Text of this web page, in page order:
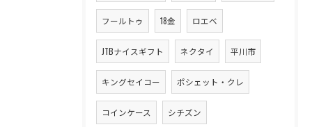
フールトゥ 18金 ロエベ
JTBナイスギフト ネクタイ 平川市
キングセイコー ポシェット・クレ
コインケース シチズン